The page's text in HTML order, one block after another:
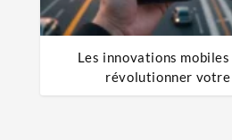
Les innovations
révolutionner